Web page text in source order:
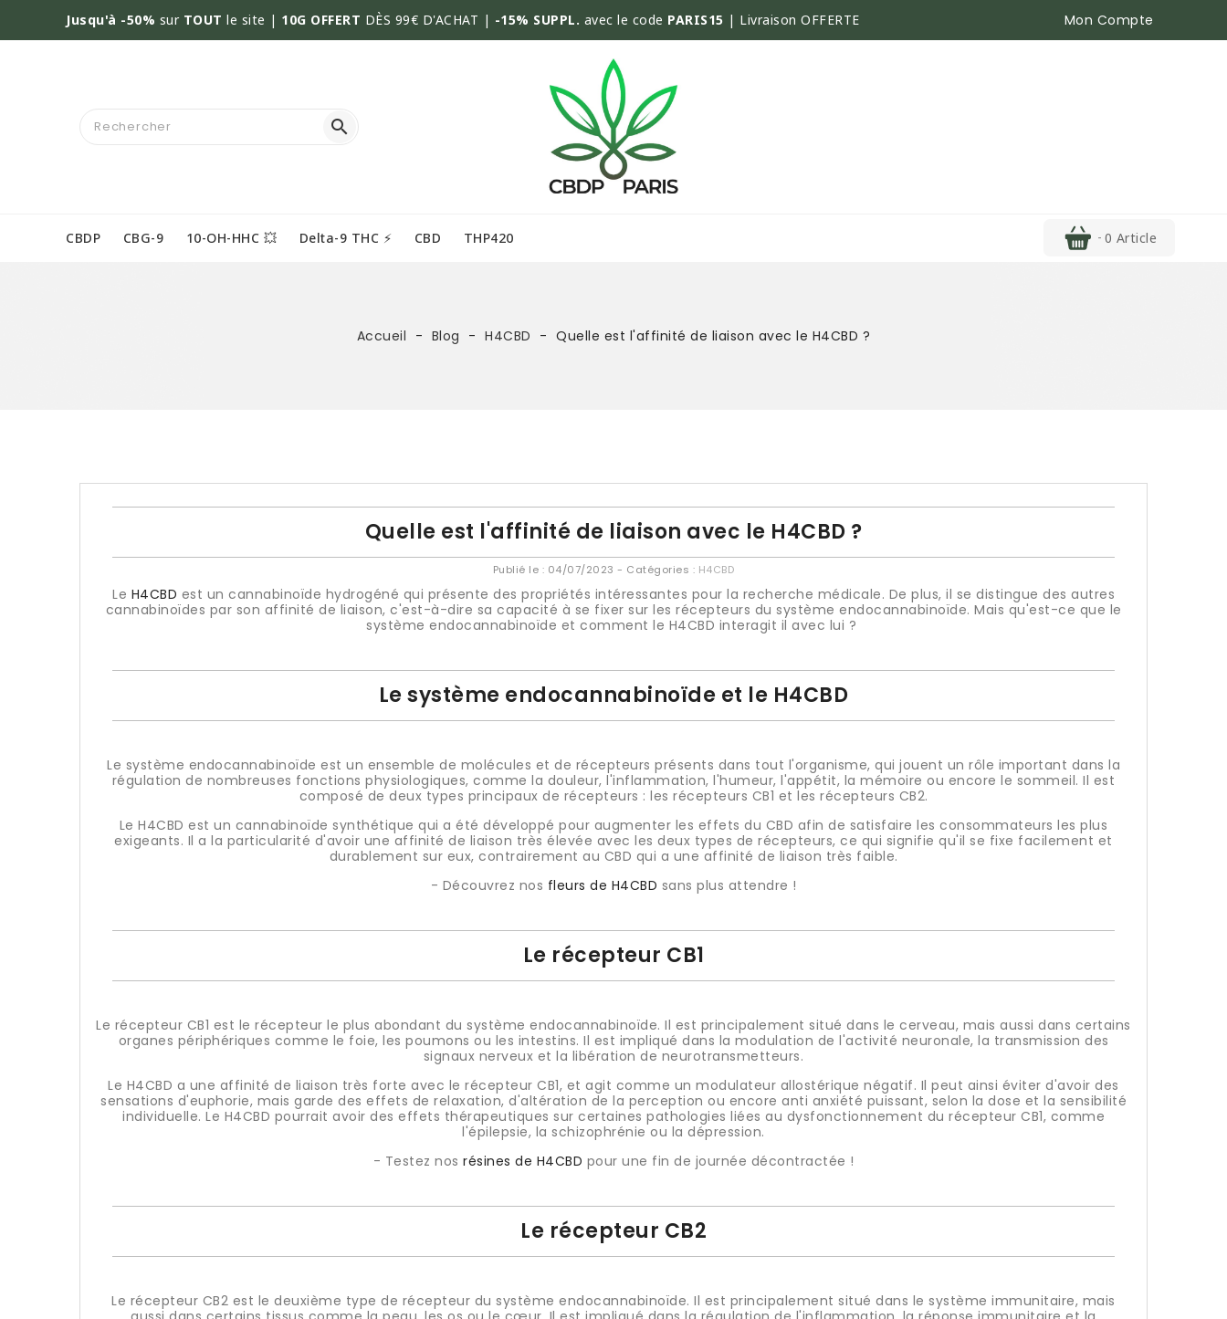
Jusqu'à -50% sur TOUT le site | 10G OFFERT DÈS 99€ D'ACHAT | -15% SUPPL. avec le code PARIS15 | Livraison OFFERTE Mon Compte

CBDP CBG-9 10-OH-HHC 💥 Delta-9 THC ⚡ CBD THP420 0 Article
Accueil Blog H4CBD Quelle est l'affinité de liaison avec le H4CBD ?
Quelle est l'affinité de liaison avec le H4CBD ?
Publié le : 04/07/2023 - Catégories : H4CBD
Le H4CBD est un cannabinoïde hydrogéné qui présente des propriétés intéressantes pour la recherche médicale. De plus, il se distingue des autres
cannabinoïdes par son affinité de liaison, c'est-à-dire sa capacité à se fixer sur les récepteurs du système endocannabinoïde. Mais qu'est-ce que le
système endocannabinoïde et comment le H4CBD interagit il avec lui ?
Le système endocannabinoïde et le H4CBD
Le système endocannabinoïde est un ensemble de molécules et de récepteurs présents dans tout l'organisme, qui jouent un rôle important dans la
régulation de nombreuses fonctions physiologiques, comme la douleur, l'inflammation, l'humeur, l'appétit, la mémoire ou encore le sommeil. Il est
composé de deux types principaux de récepteurs : les récepteurs CB1 et les récepteurs CB2.
Le H4CBD est un cannabinoïde synthétique qui a été développé pour augmenter les effets du CBD afin de satisfaire les consommateurs les plus
exigeants. Il a la particularité d'avoir une affinité de liaison très élevée avec les deux types de récepteurs, ce qui signifie qu'il se fixe facilement et
durablement sur eux, contrairement au CBD qui a une affinité de liaison très faible.
- Découvrez nos fleurs de H4CBD sans plus attendre !
Le récepteur CB1
Le récepteur CB1 est le récepteur le plus abondant du système endocannabinoïde. Il est principalement situé dans le cerveau, mais aussi dans certains
organes périphériques comme le foie, les poumons ou les intestins. Il est impliqué dans la modulation de l'activité neuronale, la transmission des
signaux nerveux et la libération de neurotransmetteurs.
Le H4CBD a une affinité de liaison très forte avec le récepteur CB1, et agit comme un modulateur allostérique négatif. Il peut ainsi éviter d'avoir des
sensations d'euphorie, mais garde des effets de relaxation, d'altération de la perception ou encore anti anxiété puissant, selon la dose et la sensibilité
individuelle. Le H4CBD pourrait avoir des effets thérapeutiques sur certaines pathologies liées au dysfonctionnement du récepteur CB1, comme
l'épilepsie, la schizophrénie ou la dépression.
- Testez nos résines de H4CBD pour une fin de journée décontractée !
Le récepteur CB2
Le récepteur CB2 est le deuxième type de récepteur du système endocannabinoïde. Il est principalement situé dans le système immunitaire, mais